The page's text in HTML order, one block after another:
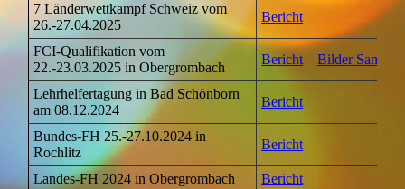
7 Länderwettkampf Schweiz vom
26.-27.04.2025
Bericht
FCI-Qualifikation vom
22.-23.03.2025 in Obergrombach
Bericht Bilder Samstag
Lehrhelfertagung in Bad Schönborn
am 08.12.2024
Bericht
Bundes-FH 25.-27.10.2024 in
Rochlitz
Bericht
Landes-FH 2024 in Obergrombach
Bericht